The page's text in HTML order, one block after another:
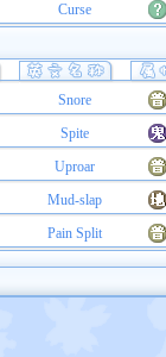
Curse
Snore
Spite
Uproar
Mud-slap
Pain Split